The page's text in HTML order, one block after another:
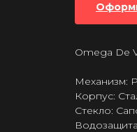
Omega De
Механизм:
Корпус:
Стекло: